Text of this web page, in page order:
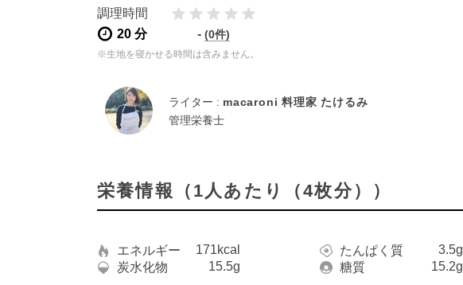
調理時間
20 分
- (0件)
※生地を寝かせる時間は含みません。
ライター : macaroni 料理家 たけるみ
管理栄養士
栄養情報（1人あたり（4枚分））
エネルギー 171kcal たんぱく質 3.5g
炭水化物
15.5g 糖質 15.2g